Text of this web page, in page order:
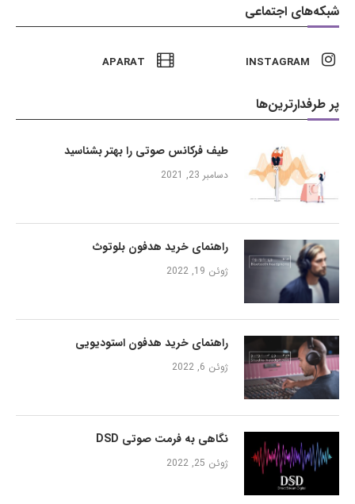
شبکه‌های اجتماعی
INSTAGRAM
APARAT
پر طرفدارترین‌ها
طیف فرکانس صوتی را بهتر بشناسید
دسامبر 23, 2021
راهنمای خرید هدفون بلوتوث
ژوئن 19, 2022
راهنمای خرید هدفون استودیویی
ژوئن 6, 2022
نگاهی به فرمت صوتی DSD
ژوئن 25, 2022